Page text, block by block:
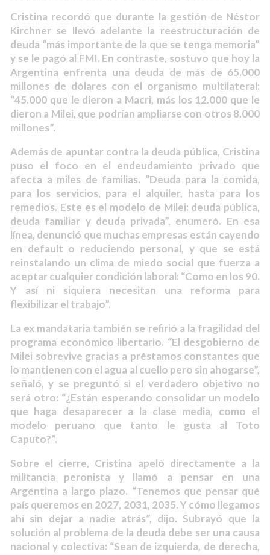
Cristina recordó que durante la gestión de Néstor
Kirchner se llevó adelante la reestructuración de
deuda “más importante de la que se tenga memoria”
y se le pagó al FMI. En contraste, sostuvo que hoy la
Argentina enfrenta una deuda de más de 65.000
millones de dólares con el organismo multilateral:
“45.000 que le dieron a Macri, más los 12.000 que le
dieron a Milei, que podrían ampliarse con otros 8.000
millones”.
Además de apuntar contra la deuda pública, Cristina
puso el foco en el endeudamiento privado que
afecta a miles de familias. “Deuda para la comida,
para los servicios, para el alquiler, hasta para los
remedios. Este es el modelo de Milei: deuda pública,
deuda familiar y deuda privada”, enumeró. En esa
línea, denunció que muchas empresas están cayendo
en default o reduciendo personal, y que se está
reinstalando un clima de miedo social que fuerza a
aceptar cualquier condición laboral: “Como en los 90.
Y así ni siquiera necesitan una reforma para
flexibilizar el trabajo”.
La ex mandataria también se refirió a la fragilidad del
programa económico libertario. “El desgobierno de
Milei sobrevive gracias a préstamos constantes que
lo mantienen con el agua al cuello pero sin ahogarse”,
señaló, y se preguntó si el verdadero objetivo no
será otro: “¿Están esperando consolidar un modelo
que haga desaparecer a la clase media, como el
modelo peruano que tanto le gusta al Toto
Caputo?”.
Sobre el cierre, Cristina apeló directamente a la
militancia peronista y llamó a pensar en una
Argentina a largo plazo. “Tenemos que pensar qué
país queremos en 2027, 2031, 2035. Y cómo llegamos
ahí sin dejar a nadie atrás”, dijo. Subrayó que la
solución al problema de la deuda debe ser una causa
nacional y colectiva: “Sean de izquierda, de derecha,